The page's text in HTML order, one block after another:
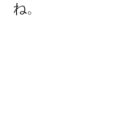
ね。